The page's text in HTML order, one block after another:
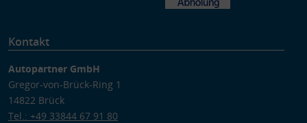
Kontakt
Autopartner GmbH
Gregor-von-Brück-Ring 1
14822 Brück
Tel.: +49 33844 67 91 80